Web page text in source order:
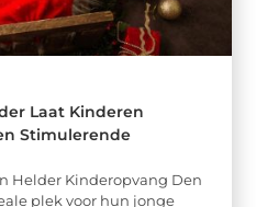
Laat Kinderen
Stimulerende
Helder Kinderopvang Den
plek voor hun jonge